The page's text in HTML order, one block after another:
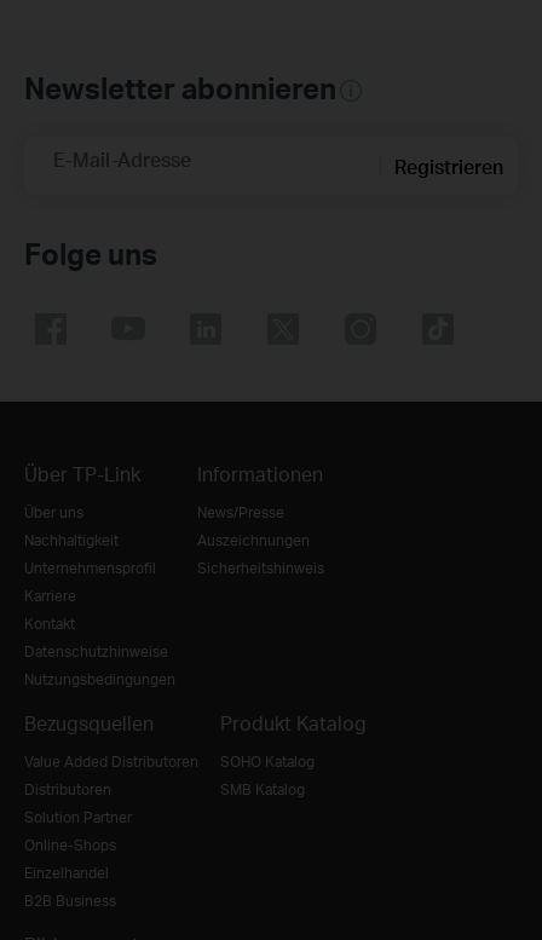
Newsletter abonnieren
E-Mail-Adresse Registrieren
Folge uns
Über TP-Link
Über uns
Nachhaltigkeit
Unternehmensprofil
Karriere
Kontakt
Datenschutzhinweise
Nutzungsbedingungen
Informationen
News/Presse
Auszeichnungen
Sicherheitshinweis
Bezugsquellen
Value Added Distributoren
Distributoren
Solution Partner
Online-Shops
Einzelhandel
B2B Business
Produkt Katalog
SOHO Katalog
SMB Katalog